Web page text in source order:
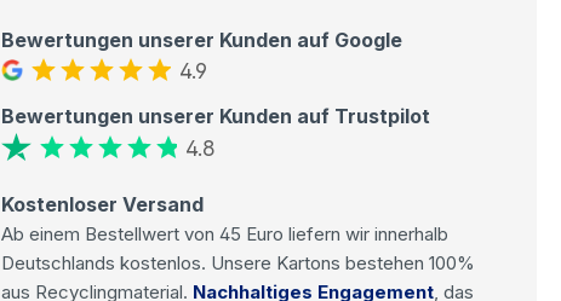
Bewertungen unserer Kunden auf Google
4.9
Bewertungen unserer Kunden auf Trustpilot
4.8
Kostenloser Versand
Ab einem Bestellwert von 45 Euro liefern wir innerhalb
Deutschlands kostenlos. Unsere Kartons bestehen 100%
aus Recyclingmaterial. Nachhaltiges Engagement, das